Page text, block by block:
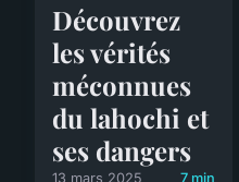
Découvrez
les vérités
méconnues
du lahochi et
ses dangers
13 mars 2025 7 min